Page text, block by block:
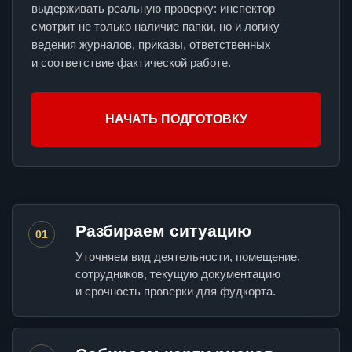
выдерживать реальную проверку: инспектор
смотрит не только наличие папки, но и логику
ведения журналов, приказы, ответственных
и соответствие фактической работе.
НАЧАТЬ ПОДГОТОВКУ
01 Разбираем ситуацию
Уточняем вид деятельности, помещение,
сотрудников, текущую документацию
и срочность проверки для фудкорта.